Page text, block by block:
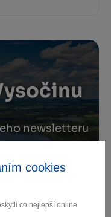
cookies
co nejlepší online
newsletteru